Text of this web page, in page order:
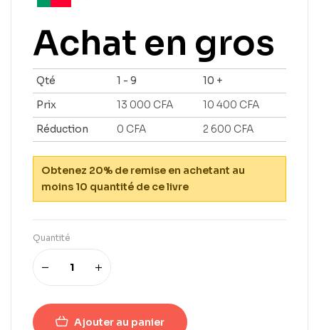
Achat en gros
Qté 1 - 9
10 +
Prix
13 000 CFA 10 400 CFA
Réduction
0 CFA 2 600 CFA
Obtenez 20% de remise en achetant au
moins 10 quantité de ce livre
Quantité
Ajouter au panier